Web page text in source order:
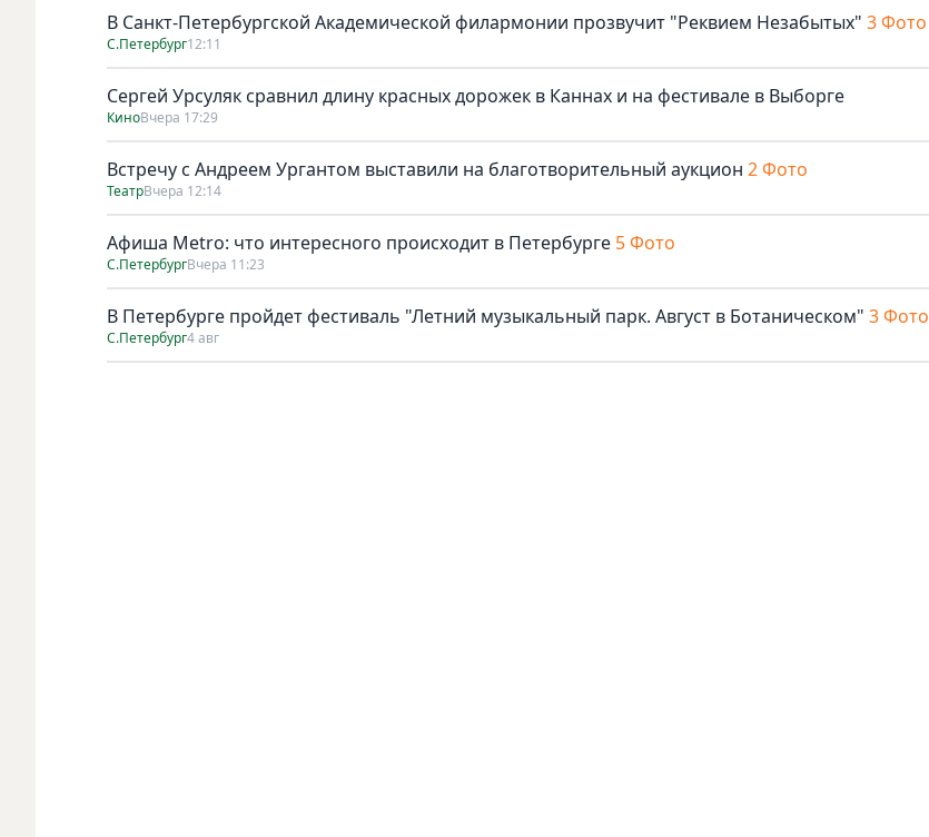
В Санкт-Петербургской Академической филармонии прозвучит "Реквием Незабытых" 3 Фото
С.Петербург12:11
Сергей Урсуляк сравнил длину красных дорожек в Каннах и на фестивале в Выборге
КиноВчера 17:29
Встречу с Андреем Ургантом выставили на благотворительный аукцион 2 Фото
ТеатрВчера 12:14
Афиша Metro: что интересного происходит в Петербурге 5 Фото
С.ПетербургВчера 11:23
В Петербурге пройдет фестиваль "Летний музыкальный парк. Август в Ботаническом" 3 Фото
С.Петербург4 авг